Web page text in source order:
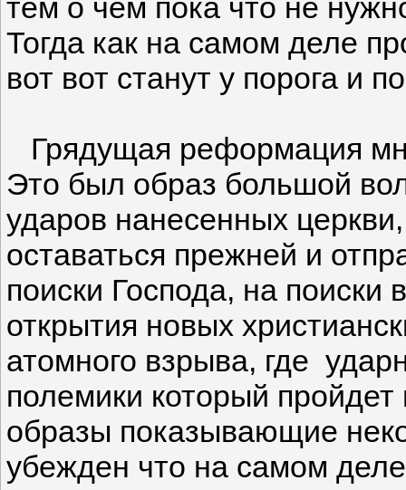
тем о чем пока что не
Тогда как на самом деле
вот вот станут у порога и
Грядущая реформация
Это был образ большой
ударов нанесенных
оставаться прежней и
поиски Господа, на поиски
открытия новых
атомного взрыва, где
полемики который
образы показывающие
убежден что на самом